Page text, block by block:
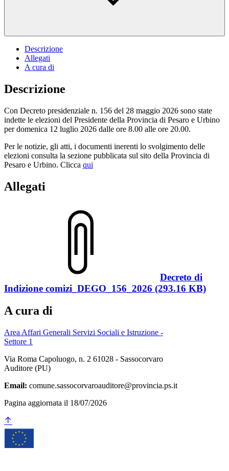
Descrizione
Allegati
A cura di
Descrizione
Con Decreto presidenziale n. 156 del 28 maggio 2026 sono state
indette le elezioni del Presidente della Provincia di Pesaro e Urbino
per domenica 12 luglio 2026 dalle ore 8.00 alle ore 20.00.
Per le notizie, gli atti, i documenti inerenti lo svolgimento delle
elezioni consulta la sezione pubblicata sul sito della Provincia di
Pesaro e Urbino. Clicca qui
Allegati
Decreto di
Indizione comizi_DEGO_156_2026 (293.16 KB)
A cura di
Area Affari Generali Servizi Sociali e Istruzione -
Settore 1
Via Roma Capoluogo, n. 2 61028 - Sassocorvaro
Auditore (PU)
Email: comune.sassocorvaroauditore@provincia.ps.it
Pagina aggiornata il 18/07/2026